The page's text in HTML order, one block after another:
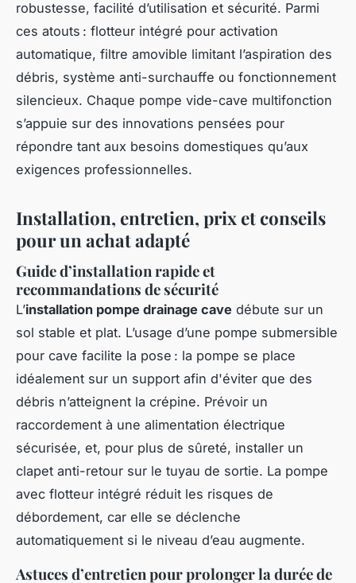
robustesse, facilité d’utilisation et sécurité. Parmi
ces atouts : flotteur intégré pour activation
automatique, filtre amovible limitant l’aspiration des
débris, système anti-surchauffe ou fonctionnement
silencieux. Chaque pompe vide-cave multifonction
s’appuie sur des innovations pensées pour
répondre tant aux besoins domestiques qu’aux
exigences professionnelles.
Installation, entretien, prix et conseils
pour un achat adapté
Guide d’installation rapide et
recommandations de sécurité
L’installation pompe drainage cave débute sur un
sol stable et plat. L’usage d’une pompe submersible
pour cave facilite la pose : la pompe se place
idéalement sur un support afin d'éviter que des
débris n’atteignent la crépine. Prévoir un
raccordement à une alimentation électrique
sécurisée, et, pour plus de sûreté, installer un
clapet anti-retour sur le tuyau de sortie. La pompe
avec flotteur intégré réduit les risques de
débordement, car elle se déclenche
automatiquement si le niveau d’eau augmente.
Astuces d’entretien pour prolonger la durée de